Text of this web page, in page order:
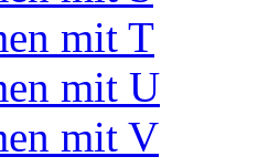
mit T
mit U
mit V